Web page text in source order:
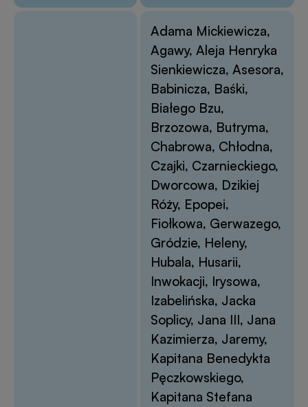
Adama Mickiewicza,
Agawy, Aleja Henryka
Sienkiewicza, Asesora,
Babinicza, Baśki,
Białego Bzu,
Brzozowa, Butryma,
Chabrowa, Chłodna,
Czajki, Czarnieckiego,
Dworcowa, Dzikiej
Róży, Epopei,
Fiołkowa, Gerwazego,
Gródzie, Heleny,
Hubala, Husarii,
Inwokacji, Irysowa,
Izabelińska, Jacka
Soplicy, Jana III, Jana
Kazimierza, Jaremy,
Kapitana Benedykta
Pęczkowskiego,
Kapitana Stefana